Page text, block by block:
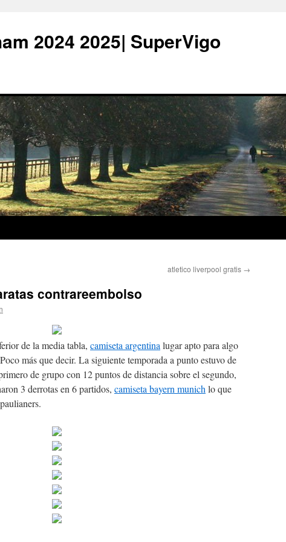
2024 2025| SuperVigo
atletico liverpool gratis →
contrareembolso
de la media tabla, camiseta argentina lugar apto para algo
más que decir. La siguiente temporada a punto estuvo de
de grupo con 12 puntos de distancia sobre el segundo,
3 derrotas en 6 partidos, camiseta bayern munich lo que